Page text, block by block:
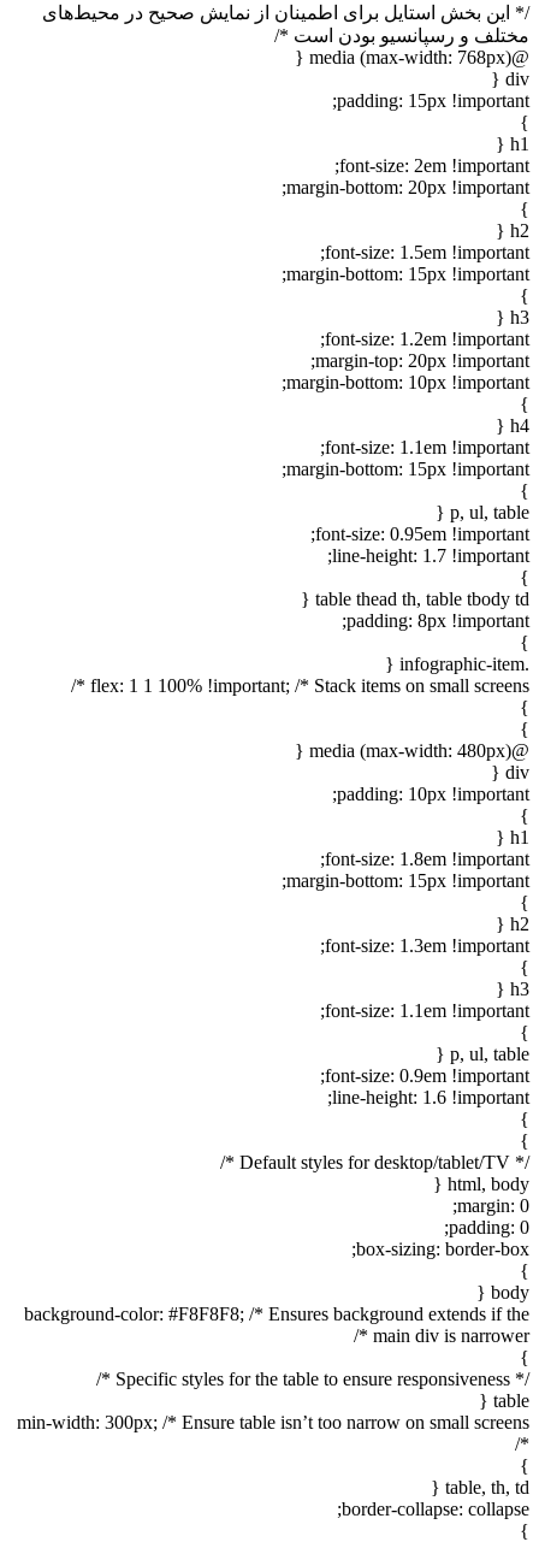
/* این بخش استایل برای اطمینان از نمایش صحیح در محیط‌های
مختلف و رسپانسیو بودن است */
@media (max-width: 768px) {
div {
padding: 15px !important;
}
h1 {
font-size: 2em !important;
margin-bottom: 20px !important;
}
h2 {
font-size: 1.5em !important;
margin-bottom: 15px !important;
}
h3 {
font-size: 1.2em !important;
margin-top: 20px !important;
margin-bottom: 10px !important;
}
h4 {
font-size: 1.1em !important;
margin-bottom: 15px !important;
}
p, ul, table {
font-size: 0.95em !important;
line-height: 1.7 !important;
}
table thead th, table tbody td {
padding: 8px !important;
}
.infographic-item {
flex: 1 1 100% !important; /* Stack items on small screens */
}
}
@media (max-width: 480px) {
div {
padding: 10px !important;
}
h1 {
font-size: 1.8em !important;
margin-bottom: 15px !important;
}
h2 {
font-size: 1.3em !important;
}
h3 {
font-size: 1.1em !important;
}
p, ul, table {
font-size: 0.9em !important;
line-height: 1.6 !important;
}
}
/* Default styles for desktop/tablet/TV */
html, body {
margin: 0;
padding: 0;
box-sizing: border-box;
}
body {
background-color: #F8F8F8; /* Ensures background extends if the
main div is narrower */
}
/* Specific styles for the table to ensure responsiveness */
table {
min-width: 300px; /* Ensure table isn’t too narrow on small screens
*/
}
table, th, td {
border-collapse: collapse;
}